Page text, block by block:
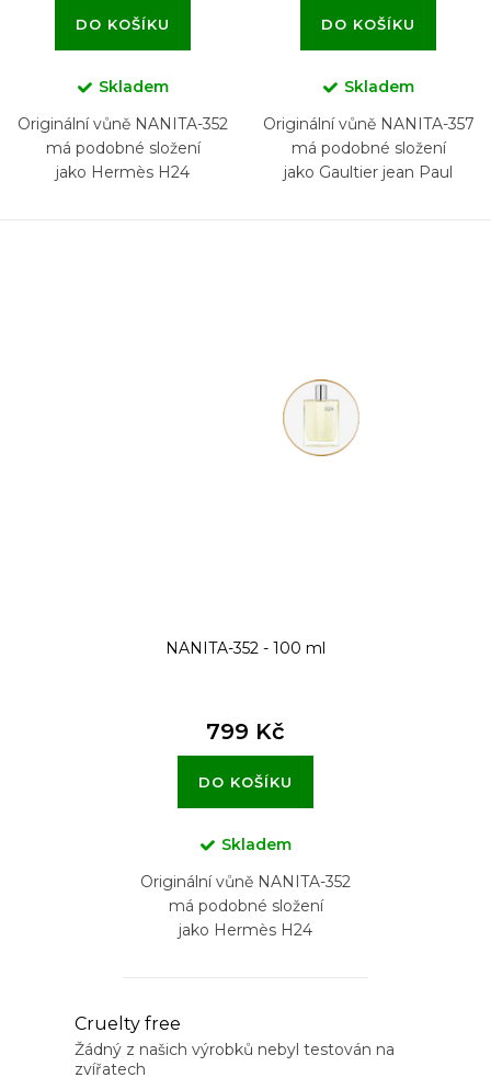
DO KOŠÍKU
Skladem
Originální vůně NANITA-352
má podobné složení
jako Hermès H24
DO KOŠÍKU
Skladem
Originální vůně NANITA-357
má podobné složení
jako Gaultier jean Paul
NANITA-352 - 100 ml
799 Kč
DO KOŠÍKU
Skladem
Originální vůně NANITA-352
má podobné složení
jako Hermès H24
Cruelty free
Žádný z našich výrobků nebyl testován na
zvířatech